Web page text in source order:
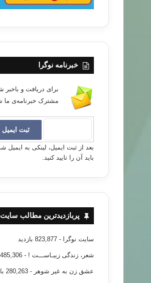
خبرنامه نوگرا
برای دریافت و
مشترک خبرنامه‌ی ما
بعد از ثبت ایمیل، لینکی به ایمیل
باید آن را تایید کنید.
پربازدیدترین مطالب سایت
سایت نوگرا - 823,877 بازدید
شعر، زندگی زیبـاســـت ! - 485,306 بازدید
عشق زن به غیر شوهر - 280,263 بازدید